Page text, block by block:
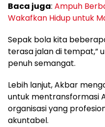
Baca juga: Ampuh
Wakafkan Hidup untuk
Sepak bola kita
terasa jalan di tempat,”
penuh semangat.
Lebih lanjut, Akbar
untuk mentransformasi
organisasi yang
akuntabel.